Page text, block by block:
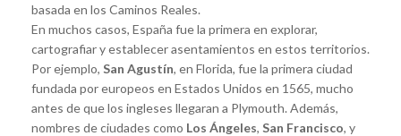
basada en los Caminos Reales.
En muchos casos, España fue la primera en explorar,
cartografiar y establecer asentamientos en estos territorios.
Por ejemplo, San Agustín, en Florida, fue la primera ciudad
fundada por europeos en Estados Unidos en 1565, mucho
antes de que los ingleses llegaran a Plymouth. Además,
nombres de ciudades como Los Ángeles, San Francisco, y